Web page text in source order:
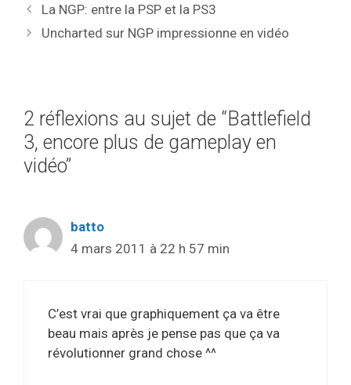
La NGP: entre la PSP et la PS3
Uncharted sur NGP impressionne en vidéo
2 réflexions au sujet de “Battlefield
3, encore plus de gameplay en
vidéo”
batto
4 mars 2011 à 22 h 57 min
C’est vrai que graphiquement ça va être
beau mais après je pense pas que ça va
révolutionner grand chose ^^